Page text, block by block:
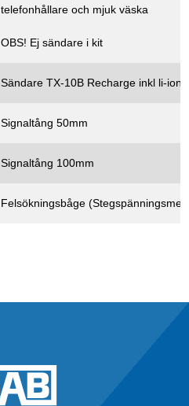
telefonhållare och mjuk väska
OBS! Ej sändare i kit
Sändare TX-10B Recharge inkl li-ion
Signaltång 50mm
Signaltång 100mm
Felsökningsbåge